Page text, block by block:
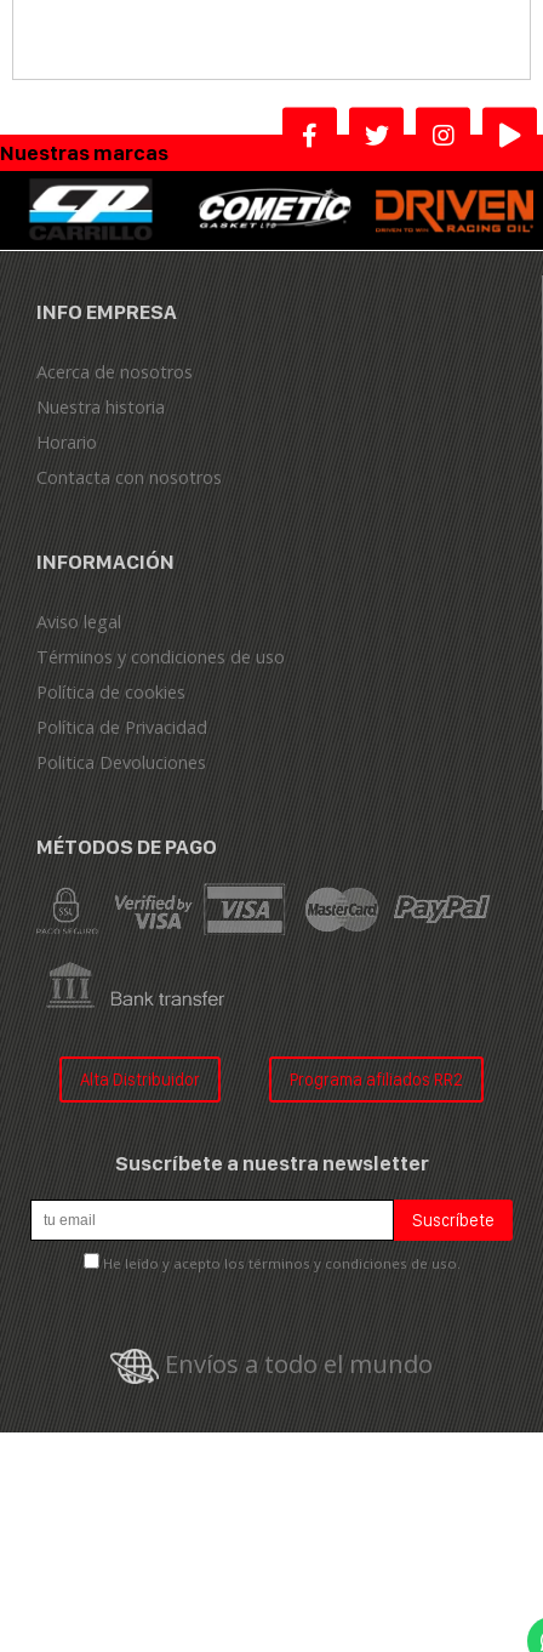
Nuestras marcas
INFO EMPRESA
Acerca de nosotros
Nuestra historia
Horario
Contacta con nosotros
INFORMACIÓN
Aviso legal
Términos y condiciones de uso
Política de cookies
Política de Privacidad
Politica Devoluciones
MÉTODOS DE PAGO
Alta Distribuidor Programa afiliados RR2
Suscríbete a nuestra newsletter
He leído y acepto los términos y condiciones de uso.
Envíos a todo el mundo